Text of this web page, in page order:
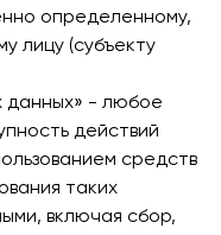
определенному,
лицу (субъекту
данных» - любое
действий
средств
таких
включая сбор,